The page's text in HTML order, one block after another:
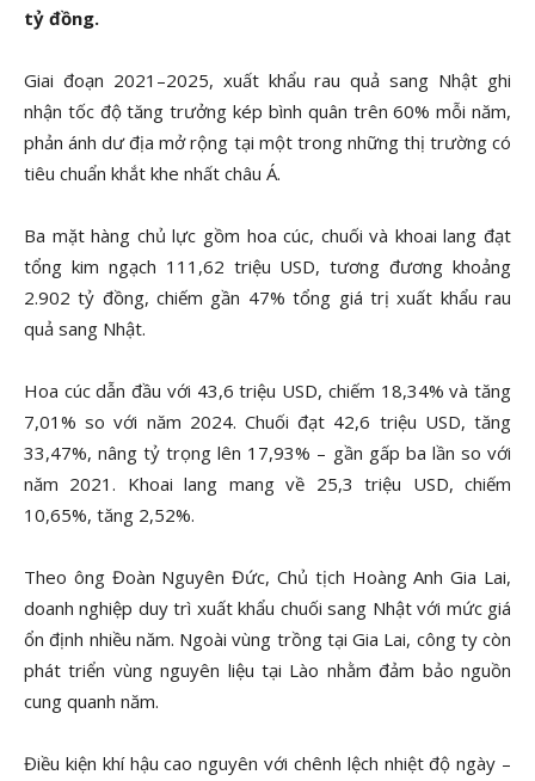
tỷ đồng.
Giai đoạn 2021–2025, xuất khẩu rau quả sang Nhật ghi
nhận tốc độ tăng trưởng kép bình quân trên 60% mỗi năm,
phản ánh dư địa mở rộng tại một trong những thị trường có
tiêu chuẩn khắt khe nhất châu Á.
Ba mặt hàng chủ lực gồm hoa cúc, chuối và khoai lang đạt
tổng kim ngạch 111,62 triệu USD, tương đương khoảng
2.902 tỷ đồng, chiếm gần 47% tổng giá trị xuất khẩu rau
quả sang Nhật.
Hoa cúc dẫn đầu với 43,6 triệu USD, chiếm 18,34% và tăng
7,01% so với năm 2024. Chuối đạt 42,6 triệu USD, tăng
33,47%, nâng tỷ trọng lên 17,93% – gần gấp ba lần so với
năm 2021. Khoai lang mang về 25,3 triệu USD, chiếm
10,65%, tăng 2,52%.
Theo ông Đoàn Nguyên Đức, Chủ tịch Hoàng Anh Gia Lai,
doanh nghiệp duy trì xuất khẩu chuối sang Nhật với mức giá
ổn định nhiều năm. Ngoài vùng trồng tại Gia Lai, công ty còn
phát triển vùng nguyên liệu tại Lào nhằm đảm bảo nguồn
cung quanh năm.
Điều kiện khí hậu cao nguyên với chênh lệch nhiệt độ ngày –